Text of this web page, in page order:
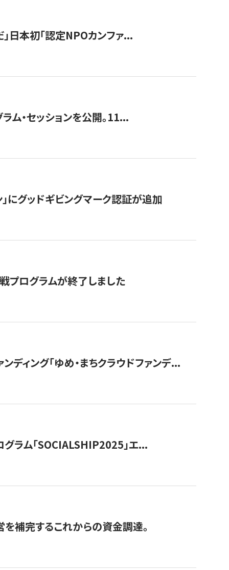
日本初「認定NPOカンファ...
ム・セッションを公開。11...
にグッドギビングマーク認証が追加
プログラムが終了しました
ディング「ゆめ・まちクラウドファンデ...
ラム「SOCIALSHIP2025」エ...
補完するこれからの資金調達。